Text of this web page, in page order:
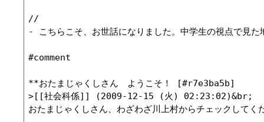
//
- こちらこそ、お世話になりました。中学生の視点で
#comment
**おたまじゃくしさん　ようこそ！ [#r7e3ba5b]
>[[社会科係]] (2009-12-15 (火) 02:23:02)&br;
おたまじゃくしさん、わざわざ川上村からチェックして